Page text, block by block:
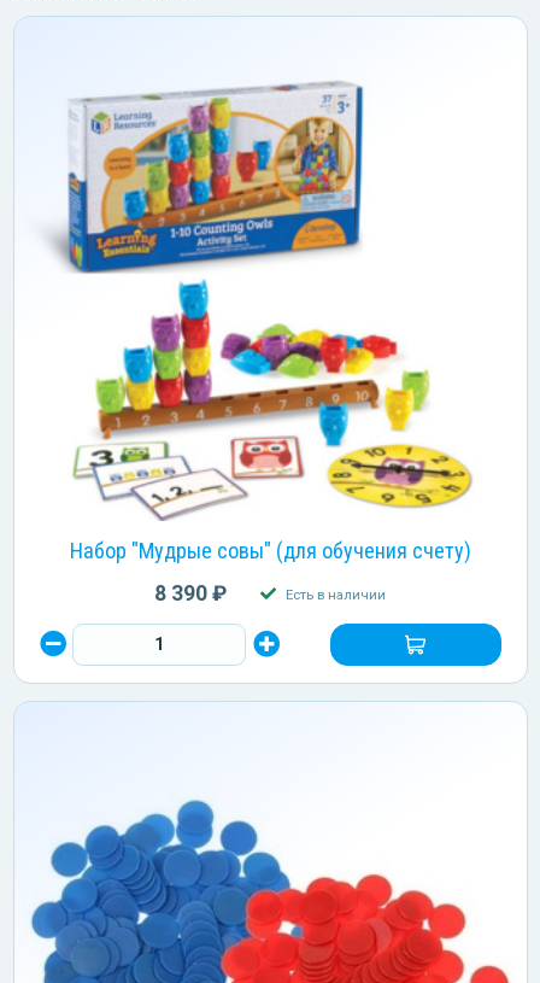
Набор "Мудрые совы" (для обучения счету)
8 390 ₽ Есть в наличии